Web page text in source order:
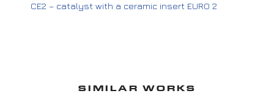
CE2 – catalyst with a ceramic insert EURO 2
SIMILAR WORKS